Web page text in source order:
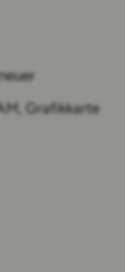
Grafikkarte